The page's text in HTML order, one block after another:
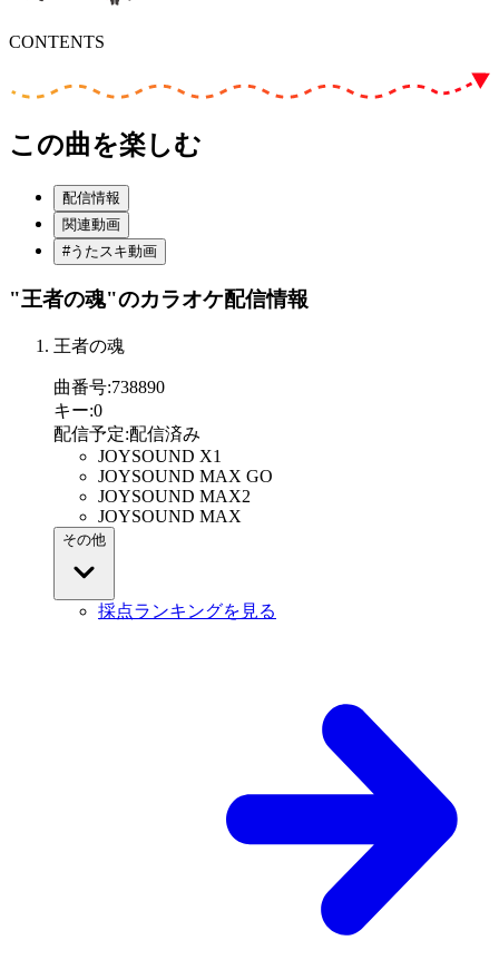
CONTENTS
この曲を楽しむ
配信情報
関連動画
#うたスキ動画
"王者の魂"のカラオケ配信情報
王者の魂
曲番号:738890
キー:0
配信予定:配信済み
JOYSOUND X1
JOYSOUND MAX GO
JOYSOUND MAX2
JOYSOUND MAX
その他
採点ランキングを見る